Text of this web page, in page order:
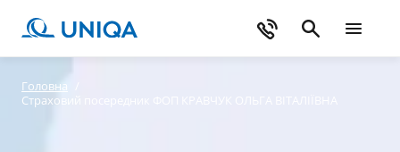
Головна
Страховий посередник ФОП КРАВЧУК ОЛЬГА ВІТАЛІЇВНА